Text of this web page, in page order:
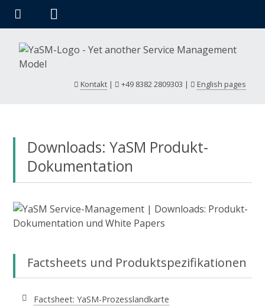
Kontakt | +49 8382 2809303 | English pages
Downloads: YaSM Produkt-
Dokumentation
Factsheets und Produktspezifikationen
Factsheet: YaSM-Prozesslandkarte